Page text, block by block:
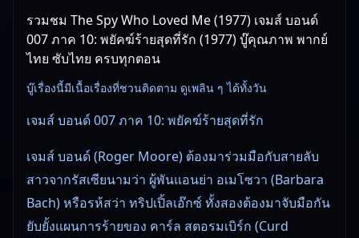
รวมชม The Spy Who Loved Me (1977) เจมส์ บอนด์
007 ภาค 10: พยัคฆ์ร้ายสุดที่รัก (1977) บู๊คุณภาพ พากย์
ไทย ซับไทย ครบทุกตอน
บู๊เรื่องนี้มีเนื้อเรื่องที่ชวนติดตาม ดูเพลิน ๆ ได้ทั้งวัน
เจมส์ บอนด์ 007 ภาค 10: พยัคฆ์ร้ายสุดที่รัก
เจมส์ บอนด์ (Roger Moore) ต้องมาร่วมมือกับสายลับ
สาวจากรัสเซียนามว่า ผู้พันแอนย่า อเมโซวา (Barbara
Bach) หรือรห้สว่า ทริปเปิ้ลเอ๊กซ์ ทั้งสองต้องมาจับมือกัน
ยับยั้งแผนการร้ายของ คาร์ล สตอรมเบิร์ก (Curd